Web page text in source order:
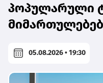
პოპულარული
05.08.2026 • 19:30